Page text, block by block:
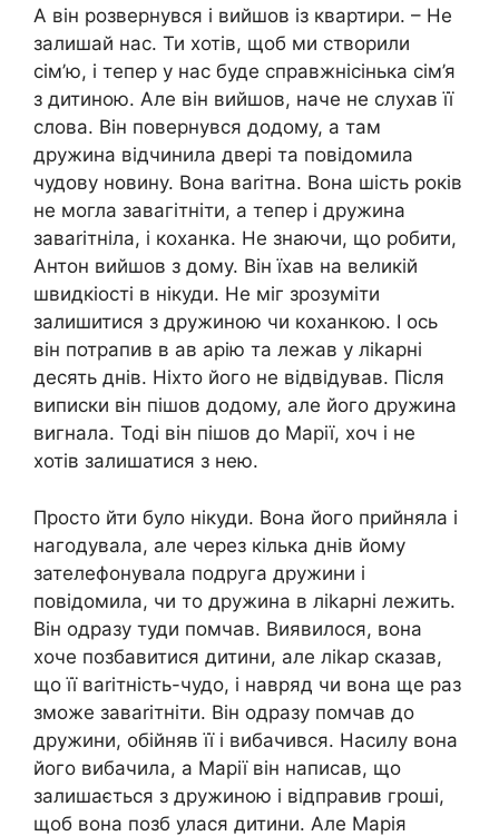
А він розвернувся і вийшов із квартири. – Не
залишай нас. Ти хотів, щоб ми створили
сім’ю, і тепер у нас буде справжнісінька сім’я
з дитиною. Але він вийшов, наче не слухав її
слова. Він повернувся додому, а там
дружина відчинила двері та повідомила
чудову новину. Вона вarітна. Вона шість років
не могла завагітніти, а тепер і дружина
заваrітніла, і коханка. Не знаючи, що робити,
Антон вийшов з дому. Він їхав на великій
швидкіості в нікуди. Не міг зрозуміти
залишитися з дружиною чи коханкою. І ось
він потрапив в ав арію та лежав у ліkарні
десять днів. Ніхто його не відвідував. Після
виписки він пішов додому, але його дружина
вигнала. Тоді він пішов до Марії, хоч і не
хотів залишатися з нею.
Просто йти було нікуди. Вона його прийняла і
нагодувала, але через кілька днів йому
зателефонувала подруга дружини і
повідомила, чи то дружина в ліkарні лежить.
Він одразу туди помчав. Виявилося, вона
хоче позбавитися дитини, але ліkар сказав,
що її ваrітність-чудо, і навряд чи вона ще раз
зможе заваrітніти. Він одразу помчав до
дружини, обійняв її і вибачився. Насилу вона
його вибачила, а Марії він написав, що
залишається з дружиною і відправив гроші,
щоб вона позб улася дитини. Але Марія